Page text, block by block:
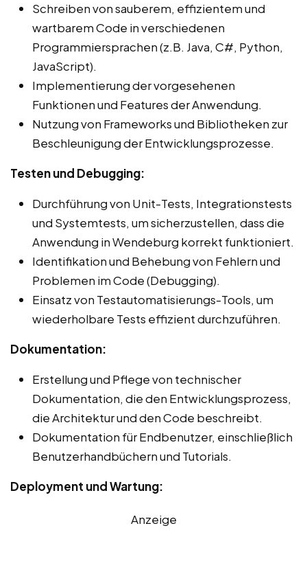
Schreiben von sauberem, effizientem und
wartbarem Code in verschiedenen
Programmiersprachen (z.B. Java, C#, Python,
JavaScript).
Implementierung der vorgesehenen
Funktionen und Features der Anwendung.
Nutzung von Frameworks und Bibliotheken zur
Beschleunigung der Entwicklungsprozesse.
Testen und Debugging:
Durchführung von Unit-Tests, Integrationstests
und Systemtests, um sicherzustellen, dass die
Anwendung in Wendeburg korrekt funktioniert.
Identifikation und Behebung von Fehlern und
Problemen im Code (Debugging).
Einsatz von Testautomatisierungs-Tools, um
wiederholbare Tests effizient durchzuführen.
Dokumentation:
Erstellung und Pflege von technischer
Dokumentation, die den Entwicklungsprozess,
die Architektur und den Code beschreibt.
Dokumentation für Endbenutzer, einschließlich
Benutzerhandbüchern und Tutorials.
Deployment und Wartung:
Anzeige